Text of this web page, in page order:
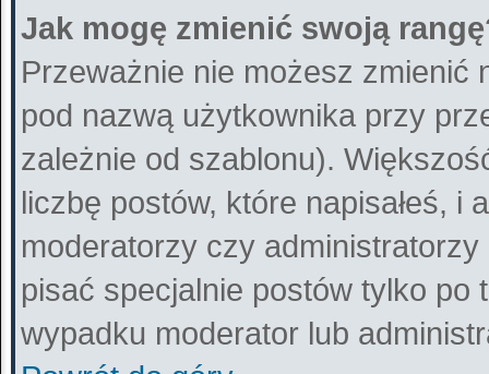
Jak mogę zmienić swoją
Przeważnie nie możesz zmienić
pod nazwą użytkownika przy
zależnie od szablonu).
liczbę postów, które napisałeś, i
moderatorzy czy
pisać specjalnie postów tylko
wypadku moderator lub